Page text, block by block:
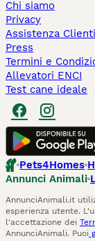
Chi siamo
Privacy
Assistenza Clienti
Press
Termini e
Allevatori ENCI
Test cane ideale
Pets4Homes
Annunci Animali
AnnunciAnimali.it
esperienza utente.
l'accettazione dei
AnnunciAnimali. Puoi